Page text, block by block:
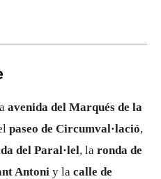
avenida del Marqués de la
paseo de Circumval·lació,
del Paral·lel, la ronda de
Antoni y la calle de